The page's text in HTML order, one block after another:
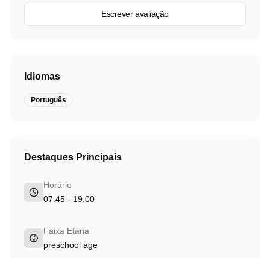
Escrever avaliação
Idiomas
Português
Destaques Principais
Horário
07:45 - 19:00
Faixa Etária
preschool age